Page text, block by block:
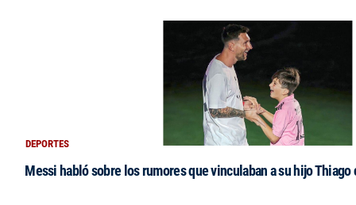
DEPORTES
Messi habló sobre los rumores que vinculaban a su hijo Thiago